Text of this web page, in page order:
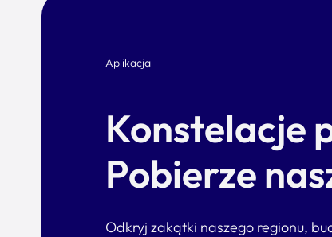
Aplikacja
Konstelacje
Pobierze
Odkryj zakątki naszego regionu,